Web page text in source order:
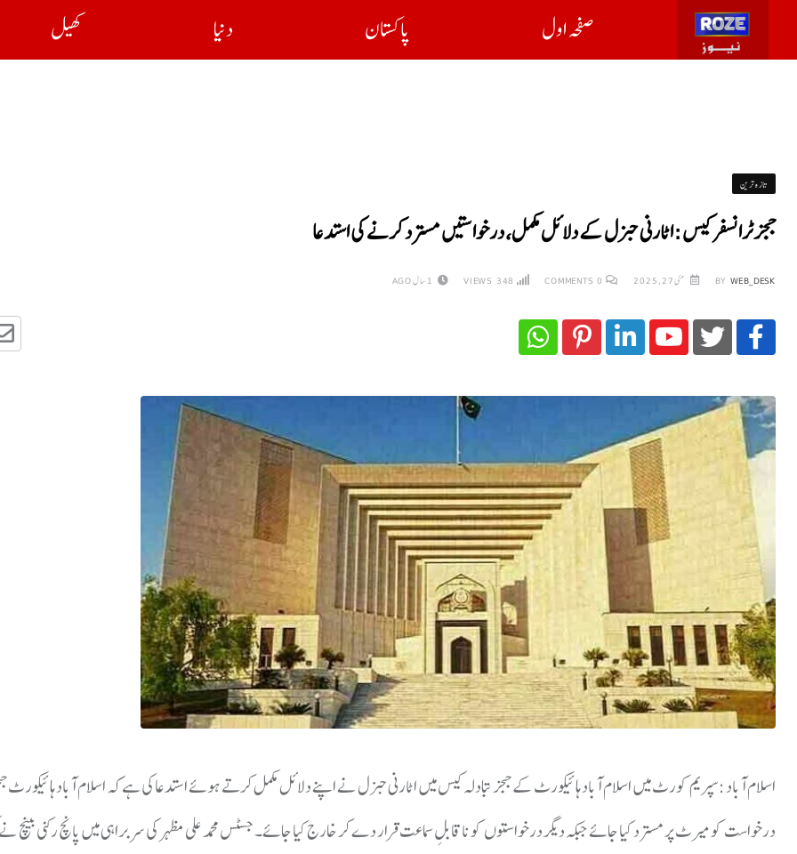
صفحہ اول پاکستان دنیا کھیل
تازہ ترین
ججز ٹرانسفر کیس: اٹارنی جنرل کے دلائل مکمل، درخواستیں مسترد کرنے کی استدعا
BY WEB_DESK مئی 27, 2025 0
COMMENTS
348 1 سال AGO
اسلام آباد :سپریم کورٹ میں اسلام آباد ہائیکورٹ کے ججز تبادلہ کیس میں اٹارنی جنرل نے اپنے دلائل مکمل کرتے ہوئے استدعا کی ہے کہ اسلام آباد ہائیکورٹ
درخواست کو میرٹ پر مسترد کیا جائے جبکہ دیگر درخواستوں کو ناقابلِ سماعت قرار دے کر خارج کیا جائے۔جسٹس محمد علی مظہر کی سربراہی میں پانچ رکنی بینچ